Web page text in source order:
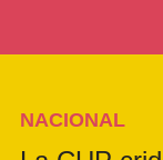
NACIONAL